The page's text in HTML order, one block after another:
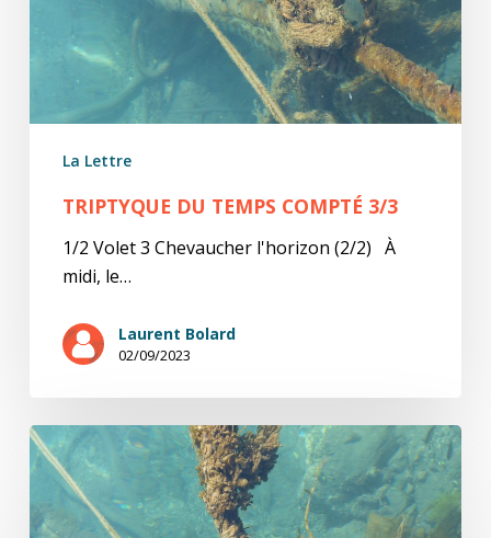
La Lettre
TRIPTYQUE DU TEMPS COMPTÉ 3/3
1/2 Volet 3 Chevaucher l'horizon (2/2) À
midi, le…
Laurent Bolard
02/09/2023
Triptyque
du
Temps
compté